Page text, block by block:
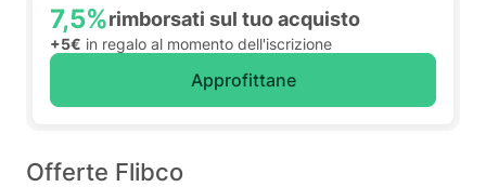
7,5%rimborsati sul tuo acquisto
+5€ in regalo al momento dell'iscrizione
Approfittane
Offerte Flibco